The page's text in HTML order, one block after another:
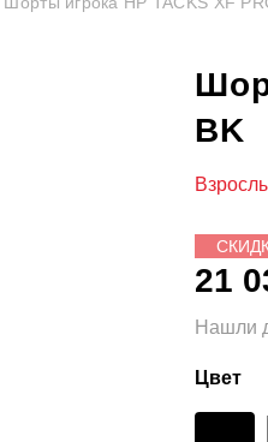
BK
21
Нашли
Цвет